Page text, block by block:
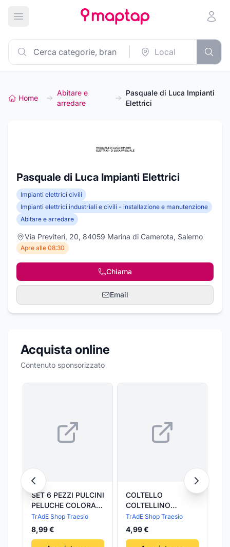
Apri menu principale
Home
Abitare e
arredare
Pasquale di Luca Impianti
Elettrici
Pasquale di Luca Impianti Elettrici
Impianti elettrici civili
Impianti elettrici industriali e civili - installazione e manutenzione
Abitare e arredare
Via Previteri, 20, 84059 Marina di Camerota, Salerno
Apre alle 08:30
Chiama
Email
Acquista online
Contenuto sponsorizzato
SET 6 PEZZI PULCINI
PELUCHE COLORATI
DECORAZIONE
ADDOBBO PASQUA
PASQUALI
TrAdE Shop Traesio
8,99 €
COLTELLO
COLTELLINO
ELETTRICISTA
UTENSILE
FERRAMENTA
TrAdE Shop Traesio
4,99 €